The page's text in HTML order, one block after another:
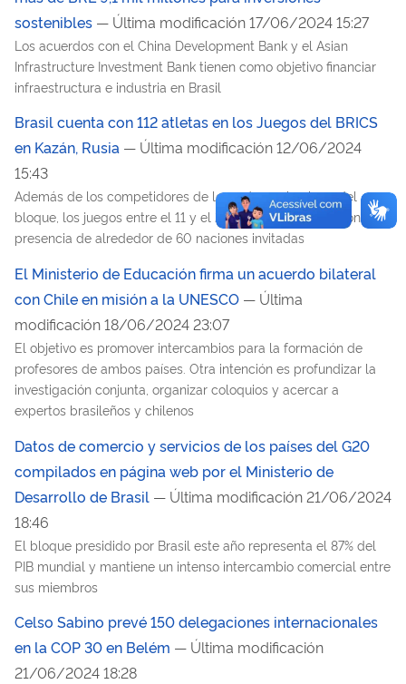
sostenibles — Última modificación 17/06/2024 15:27
Los acuerdos con el China Development Bank y el Asian
Infrastructure Investment Bank tienen como objetivo financiar
infraestructura e industria en Brasil
Brasil cuenta con 112 atletas en los Juegos del BRICS
en Kazán, Rusia — Última modificación 12/06/2024
15:43
Además de los competidores de los países miembros del
bloque, los juegos entre el 11 y el 23 de junio contarán con la
presencia de alrededor de 60 naciones invitadas
El Ministerio de Educación firma un acuerdo bilateral
con Chile en misión a la UNESCO — Última
modificación 18/06/2024 23:07
El objetivo es promover intercambios para la formación de
profesores de ambos países. Otra intención es profundizar la
investigación conjunta, organizar coloquios y acercar a
expertos brasileños y chilenos
Datos de comercio y servicios de los países del G20
compilados en página web por el Ministerio de
Desarrollo de Brasil — Última modificación 21/06/2024
18:46
El bloque presidido por Brasil este año representa el 87% del
PIB mundial y mantiene un intenso intercambio comercial entre
sus miembros
Celso Sabino prevé 150 delegaciones internacionales
en la COP 30 en Belém — Última modificación
21/06/2024 18:28